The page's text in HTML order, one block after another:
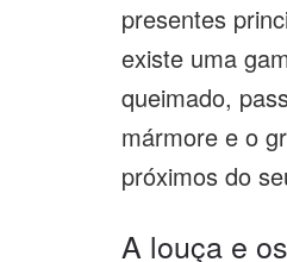
presentes
existe uma
queimado,
mármore e o
próximos do
A louça e